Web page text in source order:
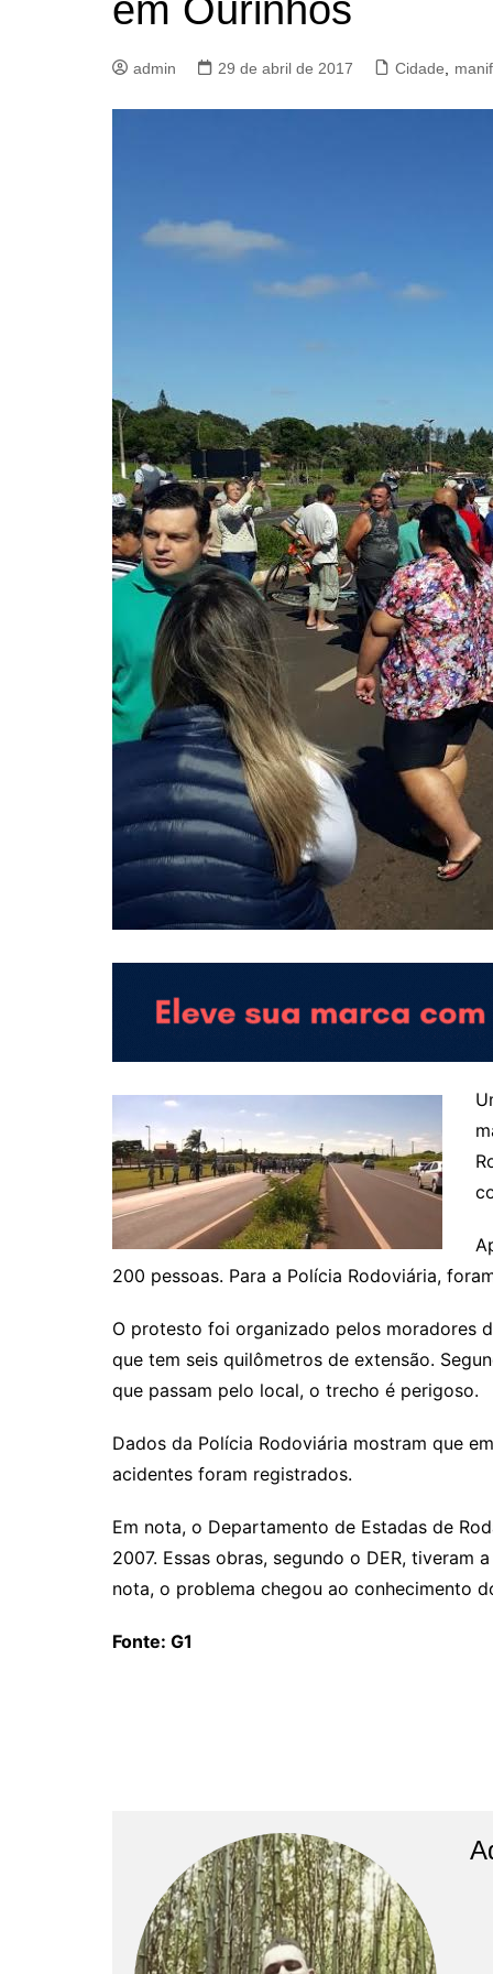
em Ourinhos
admin 29 de abril de 2017 Cidade,
200 pessoas. Para a Polícia Rodoviária,
O protesto foi organizado pelos moradores
que tem seis quilômetros de extensão.
que passam pelo local, o trecho é perigoso.
Dados da Polícia Rodoviária mostram que
acidentes foram registrados.
Em nota, o Departamento de Estadas de
2007. Essas obras, segundo o DER,
nota, o problema chegou ao conhecimento
Fonte: G1